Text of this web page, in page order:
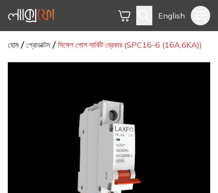
English
হোম প্রোডাক্টস সিঙ্গেল পোল সার্কিট ব্রেকার (SPC16-6 (16A,6KA))